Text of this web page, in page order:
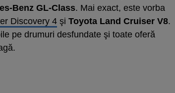
Benz GL-Class. Mai exact, este vorba
Discovery 4 şi Toyota Land Cruiser V8.
pe drumuri desfundate şi toate oferă